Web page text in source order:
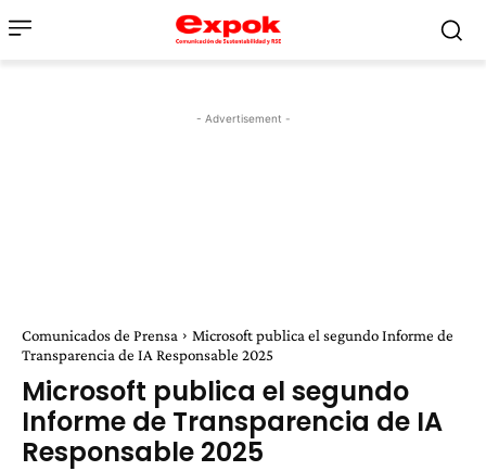
- Advertisement -
Comunicados de Prensa
Microsoft publica el segundo Informe de
Transparencia de IA Responsable 2025
Microsoft publica el segundo
Informe de Transparencia de IA
Responsable 2025